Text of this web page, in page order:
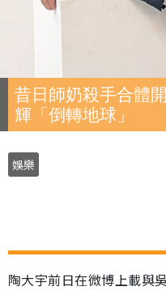
昔日師奶殺手合體
輝「倒轉地球」
娛樂
陶大宇前日在微博上載與